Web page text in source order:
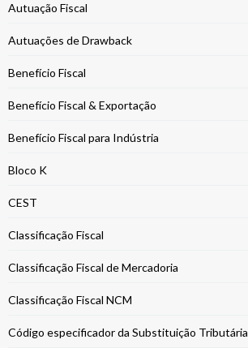
Autuação Fiscal
Autuações de Drawback
Benefício Fiscal
Benefício Fiscal & Exportação
Benefício Fiscal para Indústria
Bloco K
CEST
Classificação Fiscal
Classificação Fiscal de Mercadoria
Classificação Fiscal NCM
Código especificador da Substituição Tributária